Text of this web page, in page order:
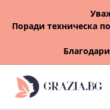
Поради техническа